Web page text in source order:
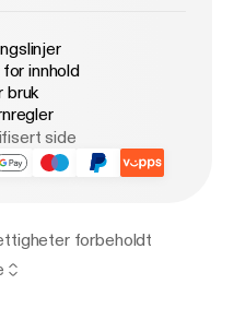
innhold
bruk
side
forbeholdt